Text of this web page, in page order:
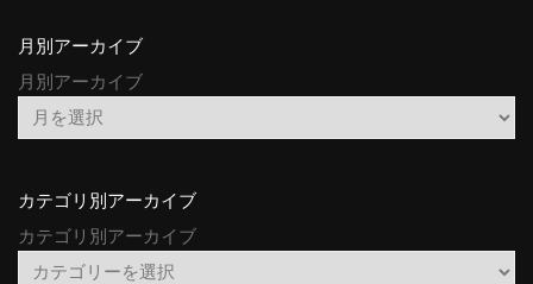
月別アーカイブ
月別アーカイブ
カテゴリ別アーカイブ
カテゴリ別アーカイブ